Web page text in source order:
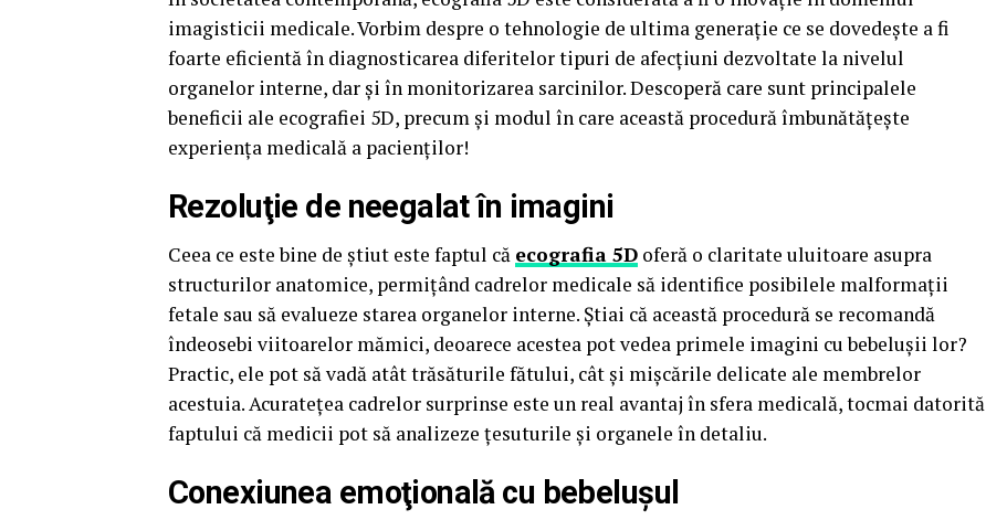
imagisticii medicale. Vorbim despre o tehnologie de ultima generaţie ce se dovedeşte a fi
foarte eficientă în diagnosticarea diferitelor tipuri de afecţiuni dezvoltate la nivelul
organelor interne, dar şi în monitorizarea sarcinilor. Descoperă care sunt principalele
beneficii ale ecografiei 5D, precum şi modul în care această procedură îmbunătăţeşte
experienţa medicală a pacienţilor!
Rezoluţie de neegalat în imagini
Ceea ce este bine de ştiut este faptul că ecografia 5D oferă o claritate uluitoare asupra
structurilor anatomice, permiţând cadrelor medicale să identifice posibilele malformaţii
fetale sau să evalueze starea organelor interne. Ştiai că această procedură se recomandă
îndeosebi viitoarelor mămici, deoarece acestea pot vedea primele imagini cu bebeluşii lor?
Practic, ele pot să vadă atât trăsăturile fătului, cât şi mişcările delicate ale membrelor
acestuia. Acurateţea cadrelor surprinse este un real avantaj în sfera medicală, tocmai datorită
faptului că medicii pot să analizeze ţesuturile şi organele în detaliu.
Conexiunea emoţională cu bebeluşul